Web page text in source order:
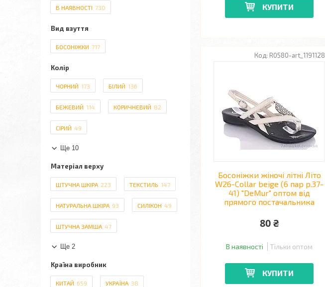
КУПИТИ
R0580-art_1191128
Босоніжки жіночі літні Літо
W26-Collar beige (6 пар р.37-
41) "DeMur" оптом від
прямого постачальника
80 ₴
В наявності Тільки оптом
КУПИТИ
В НАЯВНОСТІ 730
Вид взуття
БОСОНІЖКИ 717
Колір
ЧОРНИЙ 173 БІЛИЙ 136
БЕЖЕВИЙ 114 КОРИЧНЕВИЙ 82
СІРИЙ 49
Ще 10
Матеріал верху
ШТУЧНА ШКІРА 223 ТЕКСТИЛЬ 147
НАТУРАЛЬНА ШКІРА 93 СИЛІКОН 49
ШТУЧНА ЗАМША 47
Ще 2
Країна виробник
КИТАЙ 659 УКРАЇНА 38